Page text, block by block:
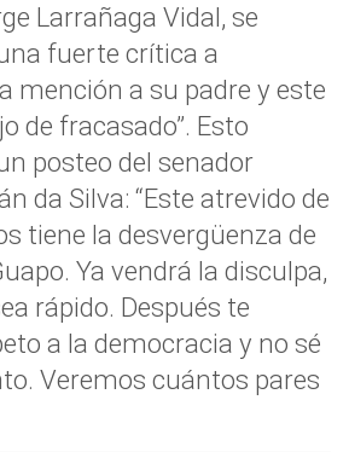
Larrañaga Vidal, se
fuerte crítica a
mención a su padre y este
de fracasado”. Esto
posteo del senador
da Silva: “Este atrevido de
tiene la desvergüenza de
Ya vendrá la disculpa,
rápido. Después te
a la democracia y no sé
Veremos cuántos pares